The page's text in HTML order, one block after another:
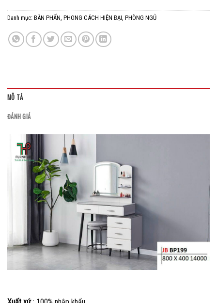
Danh mục: BÀN PHẤN PHONG CÁCH HIỆN ĐẠI PHÒNG NGỦ
MÔ TẢ
ĐÁNH GIÁ